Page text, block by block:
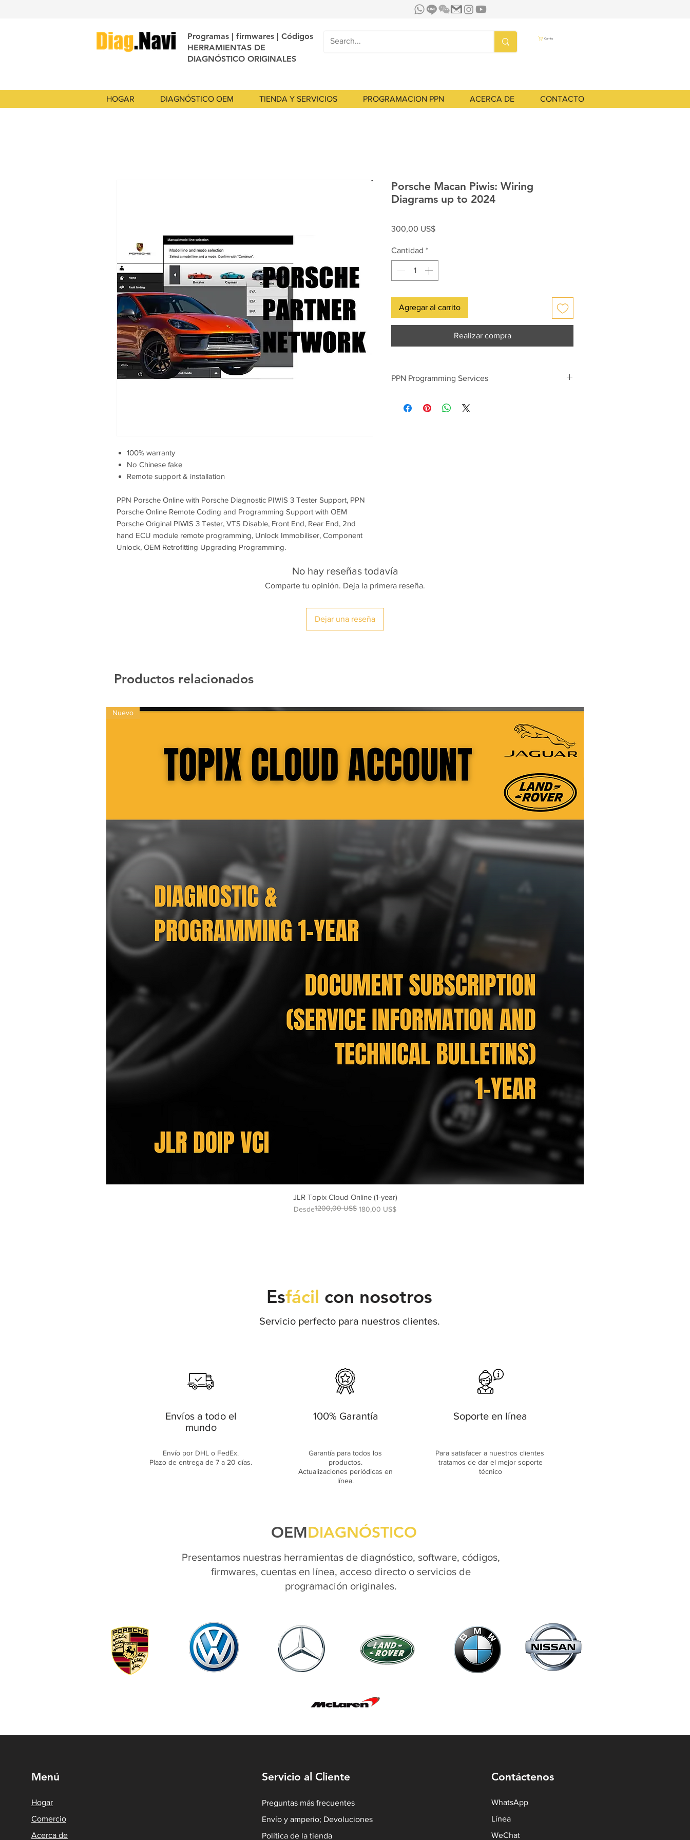
Programas | firmwares | Códigos
HERRAMIENTAS DE
DIAGNÓSTICO ORIGINALES
Carrito
HOGAR DIAGNÓSTICO OEM TIENDA Y SERVICIOS PROGRAMACION PPN ACERCA DE CONTACTO
100% warranty
No Chinese fake
Remote support & installation
PPN Porsche Online with Porsche Diagnostic PIWIS 3 Tester Support, PPN
Porsche Online Remote Coding and Programming Support with OEM
Porsche Original PIWIS 3 Tester, VTS Disable, Front End, Rear End, 2nd
hand ECU module remote programming, Unlock Immobiliser, Component
Unlock, OEM Retrofitting Upgrading Programming.
Porsche Macan Piwis: Wiring
Diagrams up to 2024
300,00 US$Precio
Cantidad *
Agregar al carrito
Realizar compra
PPN Programming Services
-2nd Hand Used ECU Modules Component Protection
Porsche original PT3G VCI or PT3G - E - VCI v2. In case
before applying for PPN remote, you should know that
No hay reseñas todavía
Comparte tu opinión. Deja la primera reseña.
Dejar una reseña
Productos relacionados
Nuevo
JLR Topix Cloud Online (1-year)
Desde
Precio1200,00 US$ 180,00 US$
Precio de oferta
Esfácil con nosotros
Servicio perfecto para nuestros clientes.
Envíos a todo el
mundo
Envío por DHL o FedEx.
Plazo de entrega de 7 a 20 días.
100% Garantía
Garantía para todos los
productos.
Actualizaciones periódicas en
línea.
Soporte en línea
Para satisfacer a nuestros clientes
tratamos de dar el mejor soporte
técnico
OEMDIAGNÓSTICO
Presentamos nuestras herramientas de diagnóstico, software, códigos,
firmwares, cuentas en línea, acceso directo o servicios de
programación originales.
Menú
Hogar
Comercio
Acerca de
Servicio al Cliente
Preguntas más frecuentes
Envío y amperio; Devoluciones
Política de la tienda
Contáctenos
WhatsApp
Línea
WeChat